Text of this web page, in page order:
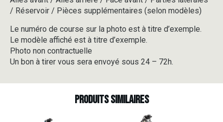
/ Réservoir / Pièces supplémentaires (selon modèles)
Le numéro de course sur la photo est à titre d’exemple.
Le modèle affiché est à titre d’exemple.
Photo non contractuelle
Un bon à tirer vous sera envoyé sous 24 – 72h.
Produits similaires